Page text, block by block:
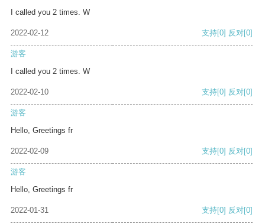
I called you 2 times. W
2022-02-12 支持[0] 反对[0]
游客
I called you 2 times. W
2022-02-10 支持[0] 反对[0]
游客
Hello, Greetings fr
2022-02-09 支持[0] 反对[0]
游客
Hello, Greetings fr
2022-01-31 支持[0] 反对[0]